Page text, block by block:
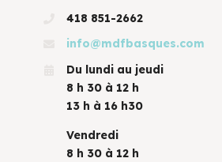
418 851-2662
info@mdfbasques.com
Du lundi au jeudi
8 h 30 à 12 h
13 h à 16 h30
Vendredi
8 h 30 à 12 h